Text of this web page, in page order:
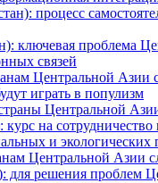
процесс
ключевая проблема
связей
Центральной Азии
играть в популизм
Центральной
курс на
и экологических
Центральной Азии
решения проблем